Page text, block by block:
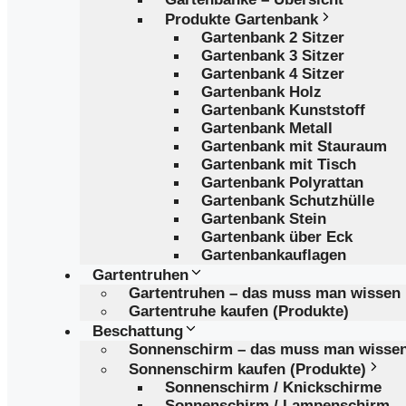
Produkte Gartenbank
Gartenbank 2 Sitzer
Gartenbank 3 Sitzer
Gartenbank 4 Sitzer
Gartenbank Holz
Gartenbank Kunststoff
Gartenbank Metall
Gartenbank mit Stauraum
Gartenbank mit Tisch
Gartenbank Polyrattan
Gartenbank Schutzhülle
Gartenbank Stein
Gartenbank über Eck
Gartenbankauflagen
Gartentruhen
Gartentruhen – das muss man wissen
Gartentruhe kaufen (Produkte)
Beschattung
Sonnenschirm – das muss man
Sonnenschirm kaufen (Produkte)
Sonnenschirm / Knickschirme